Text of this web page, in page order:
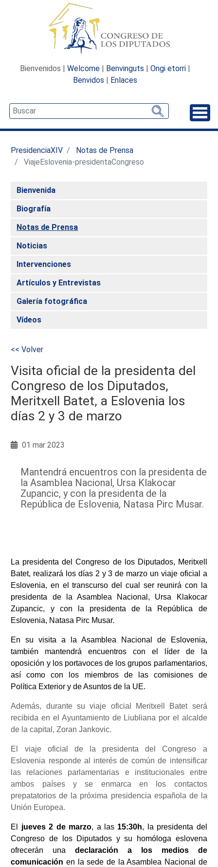
Bienvenidos | Welcome | Benvinguts | Ongi etorri |
Benvidos | Enlaces
PresidenciaXIV
Notas de Prensa
ViajeEslovenia-presidentaCongreso
Bienvenida
Biografía
Notas de Prensa
Noticias
Intervenciones
Artículos y Entrevistas
Galería fotográfica
Vídeos
<< Volver
Visita oficial de la presidenta del
Congreso de los Diputados,
Meritxell Batet, a Eslovenia los
días 2 y 3 de marzo
01 mar 2023
Mantendrá encuentros con la presidenta de
la Asamblea Nacional, Ursa Klakocar
Zupancic, y con la presidenta de la
República de Eslovenia, Natasa Pirc Musar.
La presidenta del Congreso de los Diputados, Meritxell
Batet, realizará los días 2 y 3 de marzo un viaje oficial a
Eslovenia, en el transcurso del cual ser reunirá con la
presidenta de la Asamblea Nacional, Ursa Klakocar
Zupancic, y con la presidenta de la República de
Eslovenia, Natasa Pirc Musar.
En su visita a la Asamblea Nacional de Eslovenia,
también mantendrá encuentros con el líder de la
oposición y los portavoces de los grupos parlamentarios,
así como con los miembros de las comisiones de
Política Exterior y de Asuntos de la UE.
Además, durante su viaje oficial Meritxell Batet será
recibida en el Ayuntamiento de Liubliana por el alcalde
de la capital, Zoran Jankovic.
El viaje oficial de la presidenta del Congreso a
Eslovenia responde al interés de común de intensificar
las relaciones parlamentarias e institucionales entre
ambos países y se enmarca en los contactos
prepatatorios de la próxima presidencia española de la
Unión Europea.
El jueves 2 de marzo, a las 15:30h, la presidenta del
Congreso de los Diputados y su homóloga eslovena
ofrecerán unadeclaración a los medios de
comunicación en la sede de la Asamblea Nacional de